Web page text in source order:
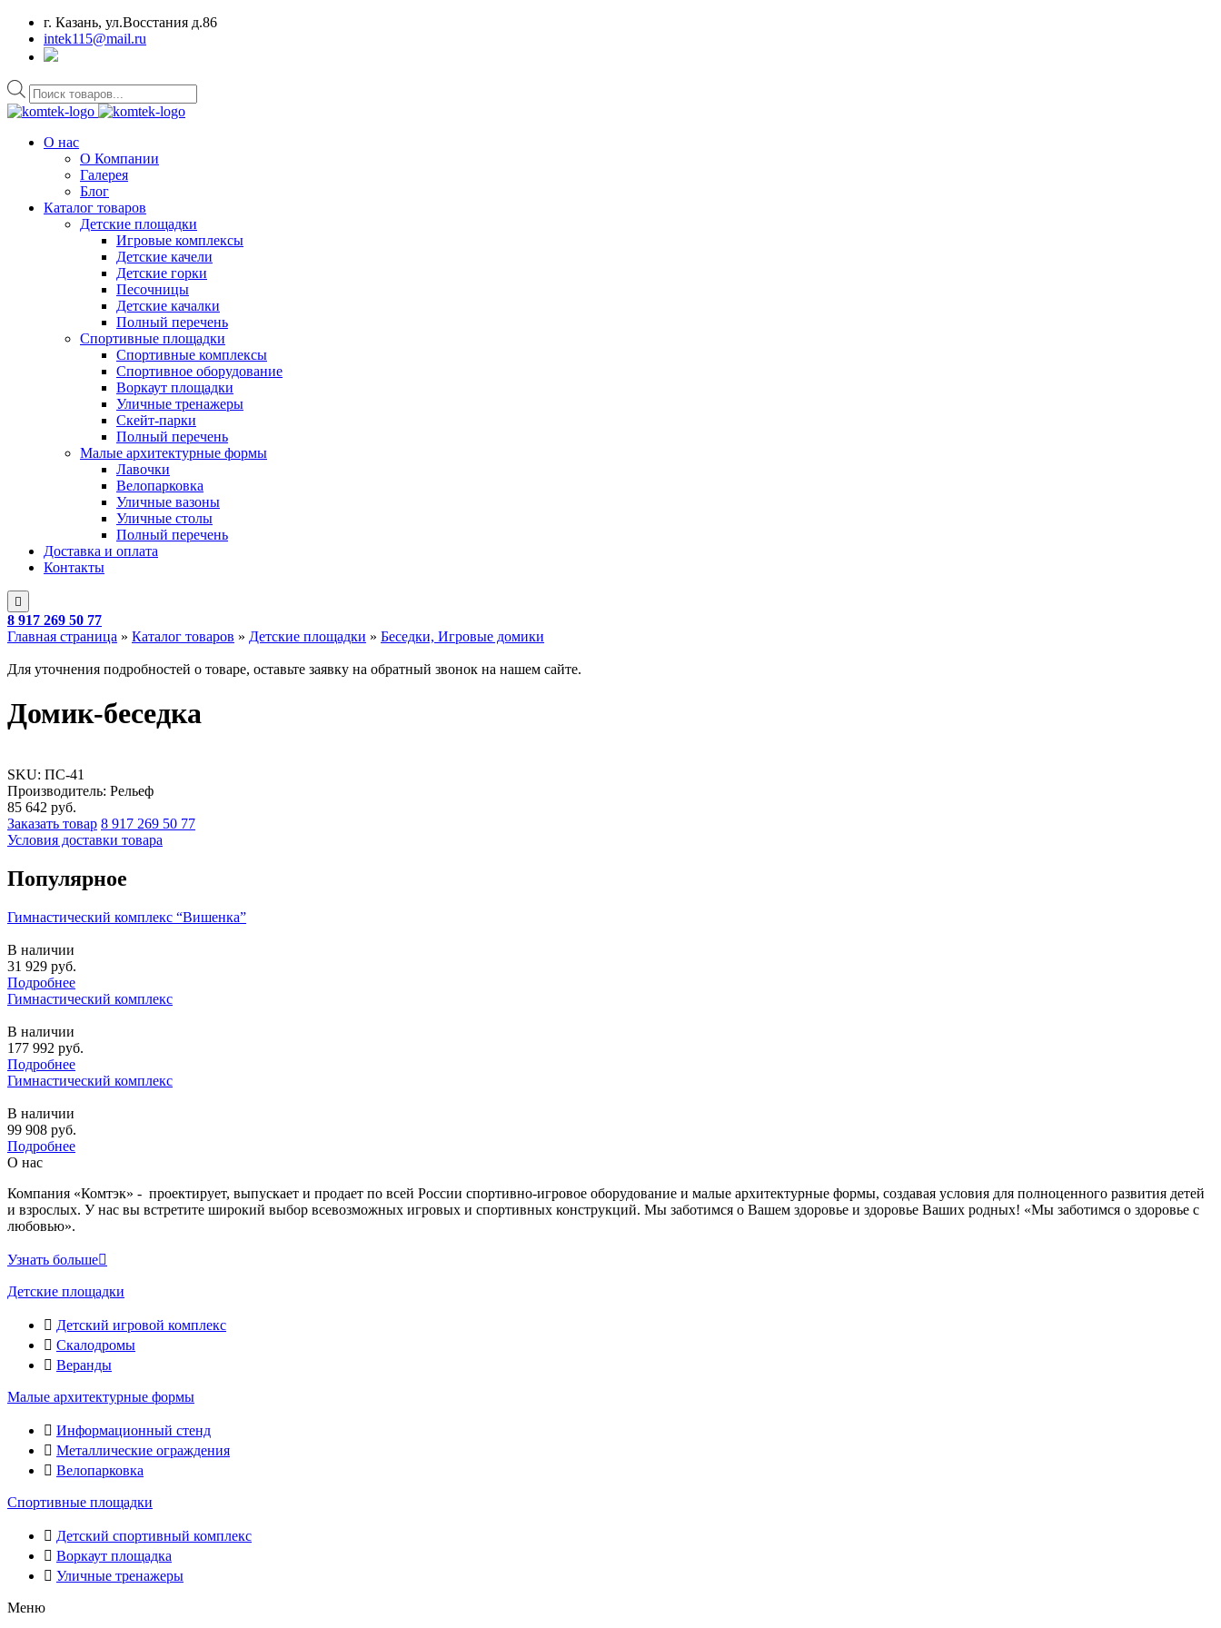
г. Казань, ул.Восстания д.86
intek115@mail.ru
Поиск
товаров
О нас
О Компании
Галерея
Блог
Каталог товаров
Детские площадки
Игровые комплексы
Детские качели
Детские горки
Песочницы
Детские качалки
Полный перечень
Спортивные площадки
Спортивные комплексы
Спортивное оборудование
Воркаут площадки
Уличные тренажеры
Скейт-парки
Полный перечень
Малые архитектурные формы
Лавочки
Велопарковка
Уличные вазоны
Уличные столы
Полный перечень
Доставка и оплата
Контакты
8 917 269 50 77
Главная страница » Каталог товаров » Детские площадки » Беседки, Игровые домики
Для уточнения подробностей о товаре, оставьте заявку на обратный звонок на нашем сайте.
Домик-беседка
SKU: ПС-41
Производитель: Рельеф
85 642 руб.
Заказать товар 8 917 269 50 77
Условия доставки товара
Популярное
Гимнастический комплекс “Вишенка”
В наличии
31 929 руб.
Подробнее
Гимнастический комплекс
В наличии
177 992 руб.
Подробнее
Гимнастический комплекс
В наличии
99 908 руб.
Подробнее
О нас
Компания «Комтэк» - проектирует, выпускает и продает по всей России спортивно-игровое оборудование и малые архитектурные формы, создавая условия для полноценного развития детей
и взрослых. У нас вы встретите широкий выбор всевозможных игровых и спортивных конструкций. Мы заботимся о Вашем здоровье и здоровье Ваших родных! «Мы заботимся о здоровье с
любовью».
Узнать больше
Детские площадки
Детский игровой комплекс
Скалодромы
Веранды
Малые архитектурные формы
Информационный стенд
Металлические ограждения
Велопарковка
Спортивные площадки
Детский спортивный комплекс
Воркаут площадка
Уличные тренажеры
Меню